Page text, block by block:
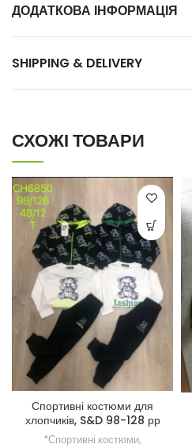
ДОДАТКОВА ІНФОРМАЦІЯ
SHIPPING & DELIVERY
СХОЖІ ТОВАРИ
Спортивні костюми для
хлопчиків, S&D 98-128 рр
*Спортивні костюми,